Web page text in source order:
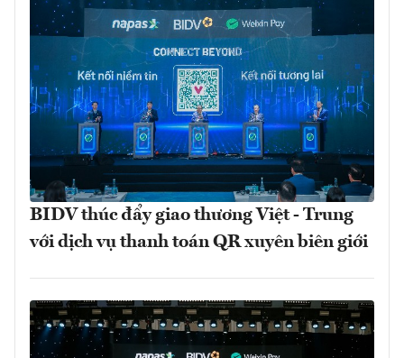
BIDV thúc đẩy giao thương Việt - Trung
với dịch vụ thanh toán QR xuyên biên giới